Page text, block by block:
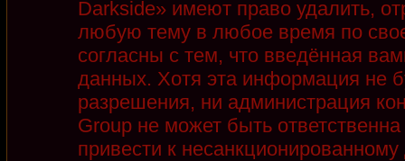
Darkside» имеют право удалить,
любую тему в любое время по
согласны с тем, что введённая
данных. Хотя эта информация не
разрешения, ни администрация
Group не может быть
привести к несанкционированному